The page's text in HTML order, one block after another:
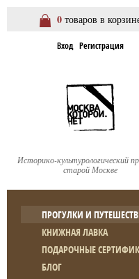
0 товаров в
Вход Регистрация
Историко-культурологический
старой Москве
ПРОГУЛКИ И
КНИЖНАЯ ЛАВКА
ПОДАРОЧНЫЕ
БЛОГ